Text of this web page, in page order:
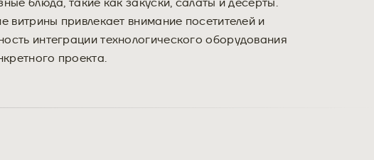
привлекает внимание посетителей и
интеграции технологического оборудования
проекта.